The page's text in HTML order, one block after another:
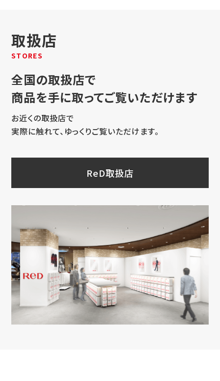
取扱店
STORES
全国の取扱店で
商品を手に取ってご覧いただけます
お近くの取扱店で
実際に触れて、ゆっくりご覧いただけます。
ReD取扱店